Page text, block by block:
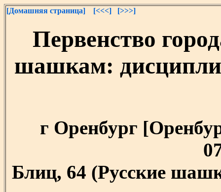
[Домашняя страница] [<<<] [>>>]
Первенство
шашкам:
г Оренбург
Блиц, 64 (Русские